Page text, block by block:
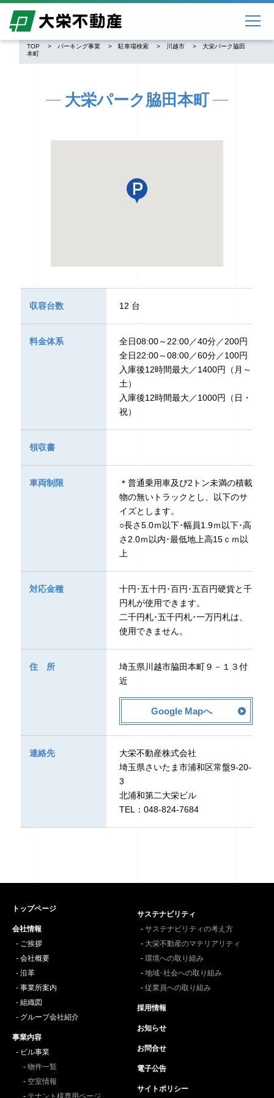
TOP パーキング事業 駐車場検索 川越市
大栄パーク脇田
本町
大栄パーク脇田本町
収容台数 12 台
料金体系
全日08:00～22:00／40分／200円
全日22:00～08:00／60分／100円
入庫後12時間最大／1400円（月～
土）
入庫後12時間最大／1000円（日・
祝）
領収書
車両制限
＊普通乗用車及び2トン未満の積載
物の無いトラックとし、以下のサ
イズとします。
○長さ5.0ｍ以下･幅員1.9ｍ以下･高
さ2.0ｍ以内･最低地上高15ｃｍ以
上
対応金種
十円･五十円･百円･五百円硬貨と千
円札が使用できます。
二千円札･五千円札･一万円札は、
使用できません。
住所
埼玉県川越市脇田本町９－１３付
近
Google Mapへ
連絡先
大栄不動産株式会社
埼玉県さいたま市浦和区常盤9-20-
3
北浦和第二大栄ビル
TEL：048-824-7684
トップページ
会社情報
ご挨拶
会社概要
沿革
事業所案内
組織図
グループ会社紹介
事業内容
ビル事業
物件一覧
空室情報
テナント様専用ページ
サステナビリティ
サステナビリティの考え方
大栄不動産のマテリアリティ
環境への取り組み
地域･社会への取り組み
従業員への取り組み
採用情報
お知らせ
お問合せ
電子公告
サイトポリシー